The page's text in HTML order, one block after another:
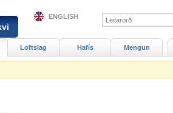
Loftslag Hafís Mengun
ENGLISH